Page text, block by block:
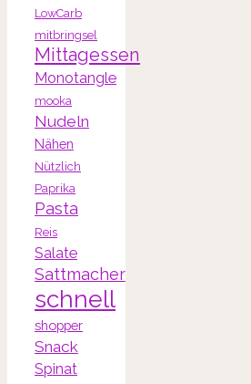
LowCarb
mitbringsel
Mittagessen
Monotangle
mooka
Nudeln
Nähen
Nützlich
Paprika
Pasta
Reis
Salate
Sattmacher
schnell
shopper
Snack
Spinat